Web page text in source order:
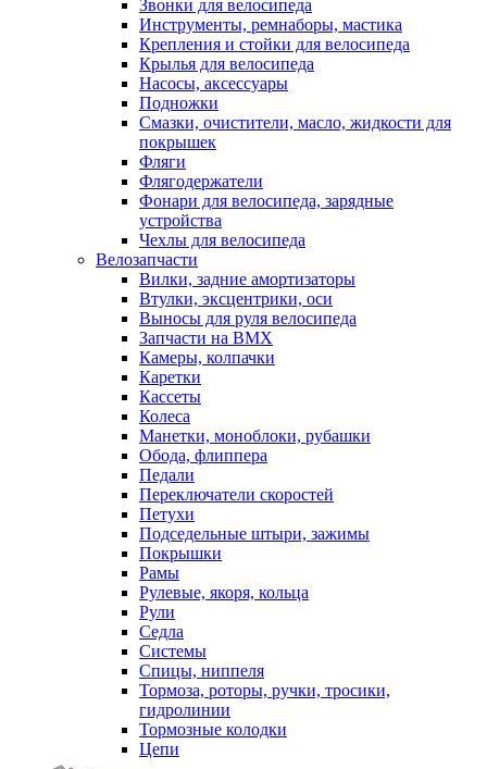
Звонки для велосипеда
Инструменты, ремнаборы, мастика
Крепления и стойки для велосипеда
Крылья для велосипеда
Насосы, аксессуары
Подножки
Смазки, очистители, масло, жидкости для
покрышек
Фляги
Флягодержатели
Фонари для велосипеда, зарядные
устройства
Чехлы для велосипеда
Велозапчасти
Вилки, задние амортизаторы
Втулки, эксцентрики, оси
Выносы для руля велосипеда
Запчасти на BMX
Камеры, колпачки
Каретки
Кассеты
Колеса
Манетки, моноблоки, рубашки
Обода, флиппера
Педали
Переключатели скоростей
Петухи
Подседельные штыри, зажимы
Покрышки
Рамы
Рулевые, якоря, кольца
Рули
Седла
Системы
Спицы, ниппеля
Тормоза, роторы, ручки, тросики,
гидролинии
Тормозные колодки
Цепи